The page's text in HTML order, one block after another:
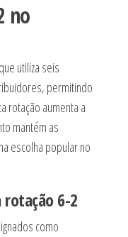
no
utiliza seis
permitindo
rotação aumenta a
mantém as
escolha popular no
6-2
como